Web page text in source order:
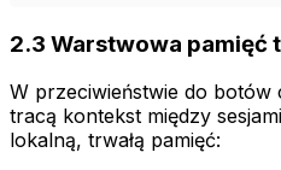
2.3 Warstwowa pamięć
W przeciwieństwie do
tracą kontekst między
lokalną, trwałą pamięć: